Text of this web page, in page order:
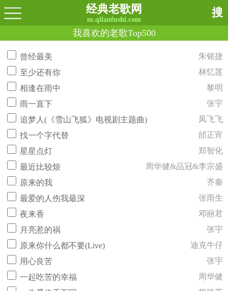
经典老歌网
m.qilanfushi.com
搜
我喜欢的老歌Top500
曾经最美
朱铭捷
至少还有你
林忆莲
相逢在雨中
黎明
雨一直下
张宇
追梦人(《雪山飞狐》电视剧主题曲)
凤飞飞
找一个字代替
邰正宵
星星点灯
郑智化
最近比较烦
周华健&品冠&李宗盛
原来的我
齐秦
最爱的人伤我最深
张雨生
夜来香
邓丽君
月亮惹的祸
张宇
原来你什么都不要(Live)
迪克牛仔
用心良苦
张宇
一起吃苦的幸福
周华健